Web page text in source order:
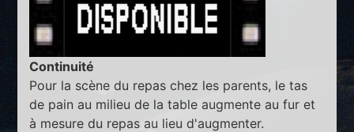
Continuité
Pour la scène du repas chez les parents, le tas
de pain au milieu de la table augmente au fur et
à mesure du repas au lieu d'augmenter.